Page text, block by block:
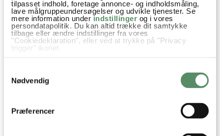
tilpasset indhold, foretage annonce- og indholdsmåling,
lave målgruppeundersøgelser og udvikle tjenester. Se
mere information underindstillinger og i vores
persondatapolitik. Du kan altid trække dit samtykke
tilbage eller ændre indstillinger fra vores
"Cookiedeklaration", eller ved at trykke på "Privacy
trigger" ikonet.
Indsamle præcise oplysninger om din placering,
der kan være nøjagtig inden for få meter
Identificere din enhed baseret på en scanning af
Nødvendig
Præferencer